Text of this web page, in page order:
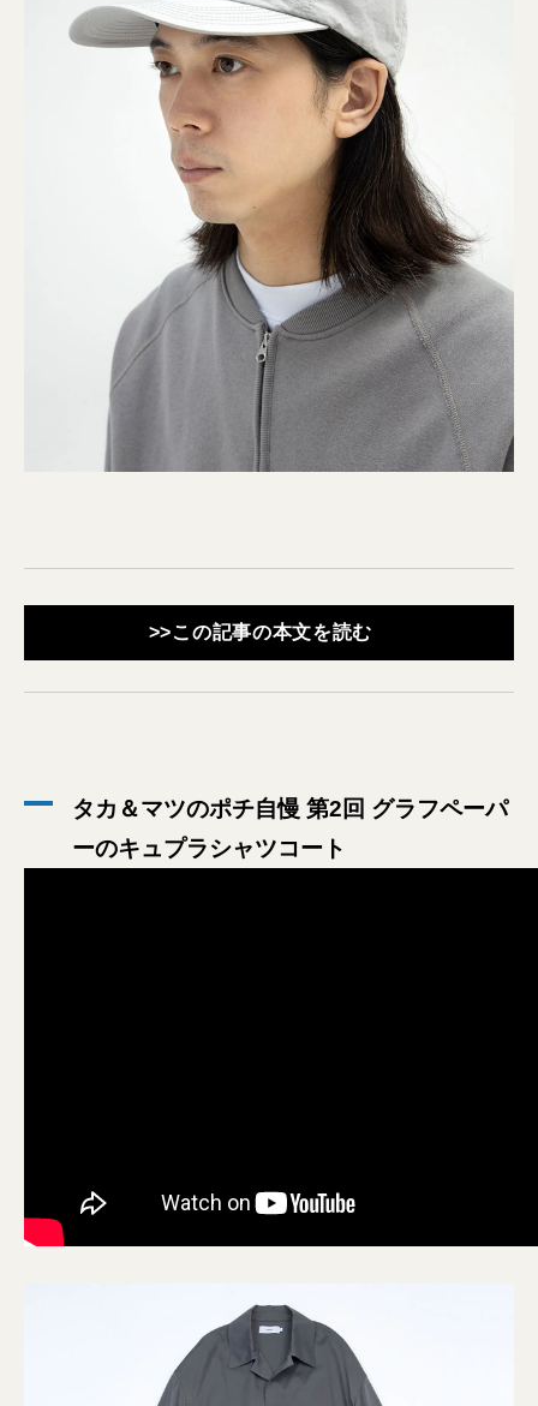
>>この記事の本文を読む
タカ＆マツのポチ自慢 第2回 グラフペーパ
ーのキュプラシャツコート